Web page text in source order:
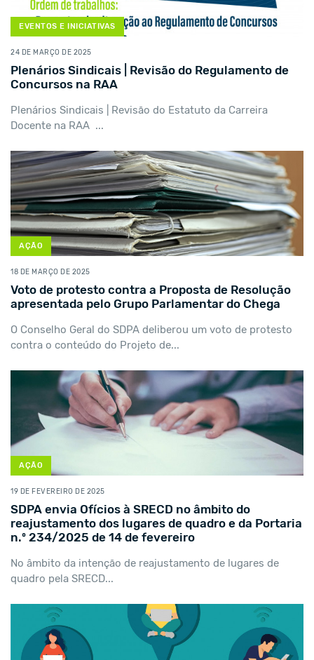
EVENTOS E INICIATIVAS
24 DE MARÇO DE 2025
Plenários Sindicais | Revisão do Regulamento de
Concursos na RAA
Plenários Sindicais | Revisão do Estatuto da Carreira
Docente na RAA ...
AÇÃO
18 DE MARÇO DE 2025
Voto de protesto contra a Proposta de Resolução
apresentada pelo Grupo Parlamentar do Chega
O Conselho Geral do SDPA deliberou um voto de protesto
contra o conteúdo do Projeto de...
AÇÃO
19 DE FEVEREIRO DE 2025
SDPA envia Ofícios à SRECD no âmbito do
reajustamento dos lugares de quadro e da Portaria
n.º 234/2025 de 14 de fevereiro
No âmbito da intenção de reajustamento de lugares de
quadro pela SRECD...